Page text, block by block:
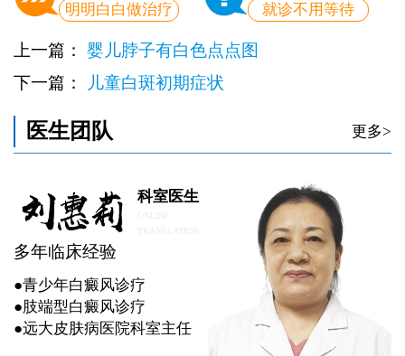
明明白白做治疗 就诊不用等待
上一篇： 婴儿脖子有白色点点图
下一篇：
儿童白斑初期症状
医生团队 更多>
科室医生
多年临床经验
●青少年白癜风诊疗
●肢端型白癜风诊疗
●远大皮肤病医院科室主任